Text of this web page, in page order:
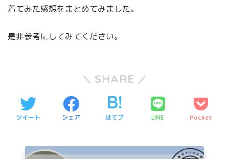
着てみた感想をまとめてみました。
是非参考にしてみてください。
SHARE
ツイート シェア はてブ LINE Pocket